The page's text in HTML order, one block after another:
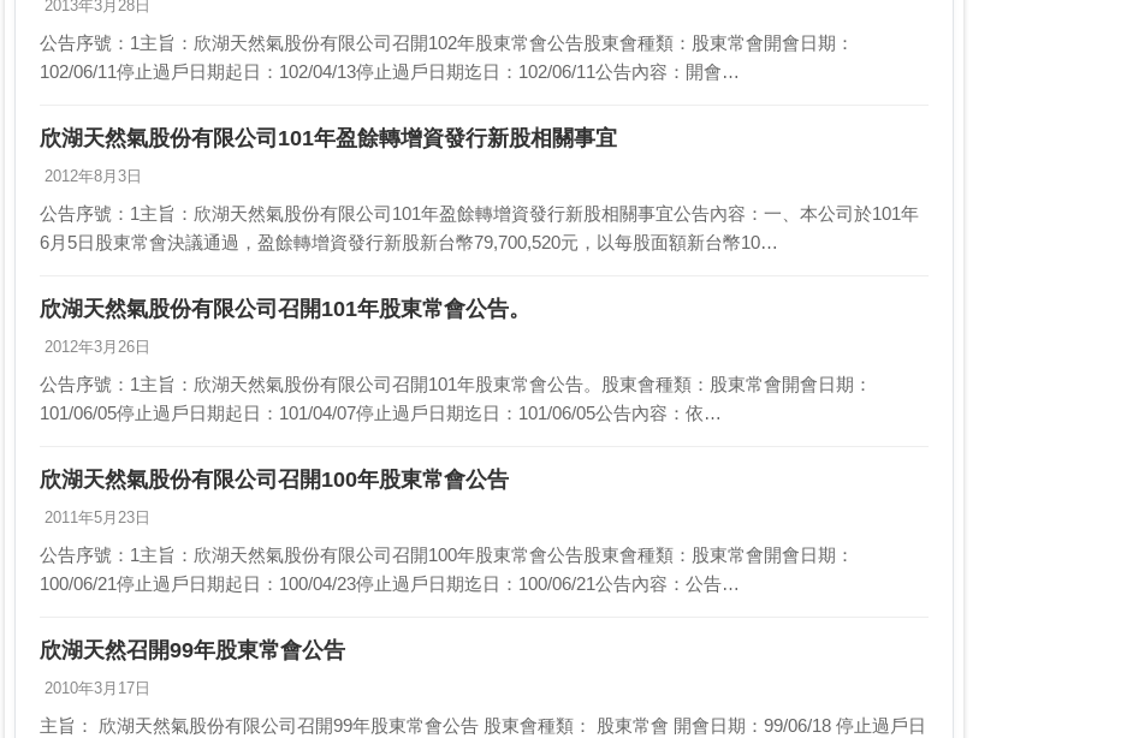
2013年3月28日
公告序號：1主旨：欣湖天然氣股份有限公司召開102年股東常會公告股東會種類：股東常會開會日期：
102/06/11停止過戶日期起日：102/04/13停止過戶日期迄日：102/06/11公告內容：開會…
欣湖天然氣股份有限公司101年盈餘轉增資發行新股相關事宜
2012年8月3日
公告序號：1主旨：欣湖天然氣股份有限公司101年盈餘轉增資發行新股相關事宜公告內容：一、本公司於101年
6月5日股東常會決議通過，盈餘轉增資發行新股新台幣79,700,520元，以每股面額新台幣10…
欣湖天然氣股份有限公司召開101年股東常會公告。
2012年3月26日
公告序號：1主旨：欣湖天然氣股份有限公司召開101年股東常會公告。股東會種類：股東常會開會日期：
101/06/05停止過戶日期起日：101/04/07停止過戶日期迄日：101/06/05公告內容：依…
欣湖天然氣股份有限公司召開100年股東常會公告
2011年5月23日
公告序號：1主旨：欣湖天然氣股份有限公司召開100年股東常會公告股東會種類：股東常會開會日期：
100/06/21停止過戶日期起日：100/04/23停止過戶日期迄日：100/06/21公告內容：公告…
欣湖天然召開99年股東常會公告
2010年3月17日
主旨： 欣湖天然氣股份有限公司召開99年股東常會公告 股東會種類： 股東常會 開會日期：99/06/18 停止過戶日